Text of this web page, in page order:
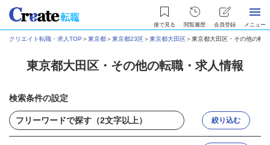
後で見る 閲覧履歴 会員登録 メニュー
クリエイト転職・求人TOP ＞東京都＞東京都23区＞東京都大田区＞東京都大田区・その他の転
東京都大田区・その他の転職・求人情報
検索条件の設定
絞り込む